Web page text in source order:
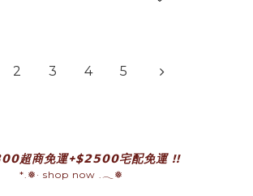
2 3 4 5
超商免運+$𝟮𝟱𝟬𝟬宅配免運 !!
*.❅· shop now .𓂃❅